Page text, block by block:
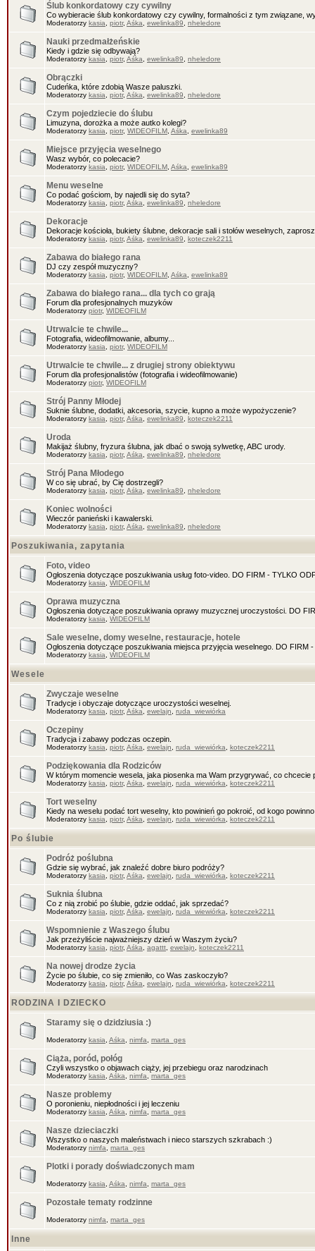
Ślub konkordatowy czy cywilny
Co wybieracie ślub konkordatowy czy cywilny, formalności z tym związane,
Moderatorzy kasia piotr, Aśka ewelinka89 nheledore
Nauki przedmałżeńskie
Kiedy i gdzie się odbywają?
Moderatorzy kasia piotr, Aśka ewelinka89 nheledore
Obrączki
Cudeńka, które zdobią Wasze paluszki.
Moderatorzy kasia piotr, Aśka ewelinka89 nheledore
Czym pojedziecie do ślubu
Limuzyna, dorożka a może autko kolegi?
Moderatorzy kasia piotr, WIDEOFILM Aśka ewelinka89
Miejsce przyjęcia weselnego
Wasz wybór, co polecacie?
Moderatorzy kasia piotr, WIDEOFILM Aśka ewelinka89
Menu weselne
Co podać gościom, by najedli się do syta?
Moderatorzy kasia piotr, Aśka ewelinka89 nheledore
Dekoracje
Dekoracje kościoła, bukiety ślubne, dekoracje sali i stołów weselnych,
Moderatorzy kasia piotr, Aśka ewelinka89 koteczek2211
Zabawa do białego rana
DJ czy zespół muzyczny?
Moderatorzy kasia piotr, WIDEOFILM Aśka ewelinka89
Zabawa do białego rana... dla tych co grają
Forum dla profesjonalnych muzyków
Moderatorzy piotr, WIDEOFILM
Utrwalcie te chwile...
Fotografia, wideofilmowanie, albumy...
Moderatorzy kasia piotr, WIDEOFILM
Utrwalcie te chwile... z drugiej strony obiektywu
Forum dla profesjonalistów (fotografia i wideofilmowanie)
Moderatorzy piotr, WIDEOFILM
Strój Panny Młodej
Suknie ślubne, dodatki, akcesoria, szycie, kupno a może wypożyczenie?
Moderatorzy kasia piotr, Aśka ewelinka89 koteczek2211
Uroda
Makijaż ślubny, fryzura ślubna, jak dbać o swoją sylwetkę, ABC urody.
Moderatorzy kasia piotr, Aśka ewelinka89 nheledore
Strój Pana Młodego
W co się ubrać, by Cię dostrzegli?
Moderatorzy kasia piotr, Aśka ewelinka89 nheledore
Koniec wolności
Wieczór panieński i kawalerski.
Moderatorzy kasia piotr, Aśka ewelinka89 nheledore
Poszukiwania, zapytania
Foto, video
Ogłoszenia dotyczące poszukiwania usług foto-video. DO FIRM - TYLKO
Moderatorzy kasia WIDEOFILM
Oprawa muzyczna
Ogłoszenia dotyczące poszukiwania oprawy muzycznej uroczystości. DO
Moderatorzy kasia WIDEOFILM
Sale weselne, domy weselne, restauracje, hotele
Ogłoszenia dotyczące poszukiwania miejsca przyjęcia weselnego. DO FIRM
Moderatorzy kasia WIDEOFILM
Wesele
Zwyczaje weselne
Tradycje i obyczaje dotyczące uroczystości weselnej.
Moderatorzy kasia piotr, Aśka ewelajn ruda_wiewiórka
Oczepiny
Tradycja i zabawy podczas oczepin.
Moderatorzy kasia piotr, Aśka ewelajn ruda_wiewiórka koteczek2211
Podziękowania dla Rodziców
W którym momencie wesela, jaka piosenka ma Wam przygrywać, co chcecie
Moderatorzy kasia piotr, Aśka ewelajn ruda_wiewiórka koteczek2211
Tort weselny
Kiedy na weselu podać tort weselny, kto powinień go pokroić, od kogo
Moderatorzy kasia piotr, Aśka ewelajn ruda_wiewiórka koteczek2211
Po ślubie
Podróż poślubna
Gdzie się wybrać, jak znaleźć dobre biuro podróży?
Moderatorzy kasia piotr, Aśka ewelajn ruda_wiewiórka koteczek2211
Suknia ślubna
Co z nią zrobić po ślubie, gdzie oddać, jak sprzedać?
Moderatorzy kasia piotr, Aśka ewelajn ruda_wiewiórka koteczek2211
Wspomnienie z Waszego ślubu
Jak przeżyliście najważniejszy dzień w Waszym życiu?
Moderatorzy kasia piotr, Aśka agattt ewelajn koteczek2211
Na nowej drodze życia
Życie po ślubie, co się zmieniło, co Was zaskoczyło?
Moderatorzy kasia piotr, Aśka ewelajn ruda_wiewiórka koteczek2211
RODZINA I DZIECKO
Staramy się o dzidziusia :)
Moderatorzy kasia Aśka nimfa marta_ges
Ciąża, poród, połóg
Czyli wszystko o objawach ciąży, jej przebiegu oraz narodzinach
Moderatorzy kasia Aśka nimfa marta_ges
Nasze problemy
O poronieniu, niepłodności i jej leczeniu
Moderatorzy kasia Aśka nimfa marta_ges
Nasze dzieciaczki
Wszystko o naszych maleństwach i nieco starszych szkrabach :)
Moderatorzy nimfa marta_ges
Plotki i porady doświadczonych mam
Moderatorzy kasia Aśka nimfa marta_ges
Pozostałe tematy rodzinne
Moderatorzy nimfa marta_ges
Inne